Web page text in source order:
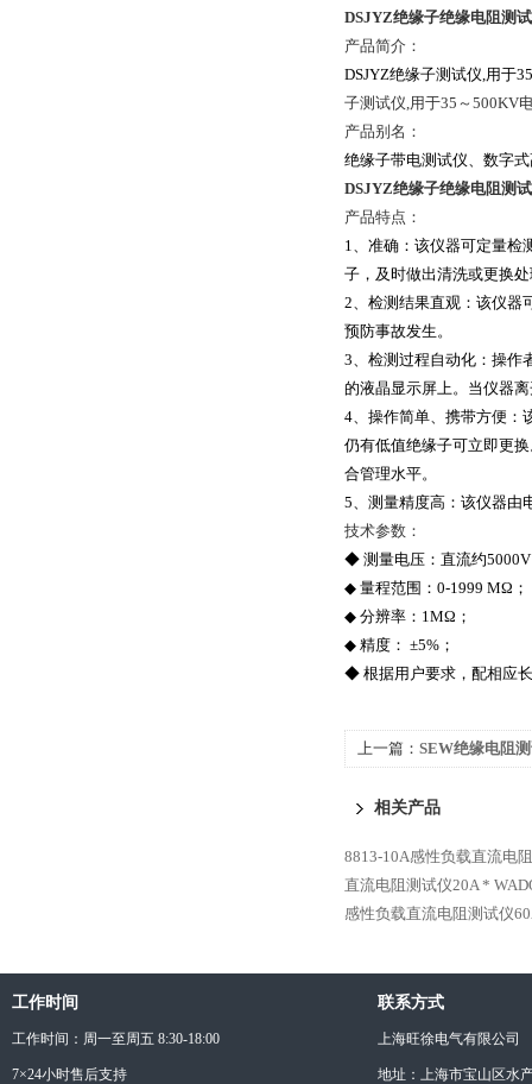
DSJYZ绝缘子绝缘电阻测
产品简介：
DSJYZ绝缘子测试仪,用于
子测试仪,用于35～500KV
产品别名：
绝缘子带电测试仪、数字
DSJYZ绝缘子绝缘电阻测
产品特点：
1、准确：该仪器可定量检
子，及时做出清洗或更换
2、检测结果直观：该仪器
预防事故发生。
3、检测过程自动化：操作
的液晶显示屏上。当仪器
4、操作简单、携带方便：
仍有低值绝缘子可立即更
合管理水平。
5、测量精度高：该仪器由
技术参数：
◆ 测量电压：直流约
◆ 量程范围：0-1999 MΩ；
◆ 分辨率：1MΩ；
◆ 精度： ±5%；
◆ 根据用户要求，配相应
上一篇： SEW绝缘电阻
相关产品
8813-10A感性负载直流电
直流电阻测试仪20A *
感性负载直流电阻测试仪
工作时间
工作时间：周一至周五 8:30-18:00
7×24小时售后支持
联系方式
上海旺徐电气有限公司
地址：上海市宝山区水